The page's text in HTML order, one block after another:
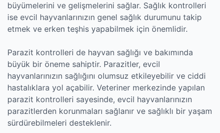
büyümelerini ve gelişmelerini sağlar. Sağlık kontrolleri
ise evcil hayvanlarınızın genel sağlık durumunu takip
etmek ve erken teşhis yapabilmek için önemlidir.
Parazit kontrolleri de hayvan sağlığı ve bakımında
büyük bir öneme sahiptir. Parazitler, evcil
hayvanlarınızın sağlığını olumsuz etkileyebilir ve ciddi
hastalıklara yol açabilir. Veteriner merkezinde yapılan
parazit kontrolleri sayesinde, evcil hayvanlarınızın
parazitlerden korunmaları sağlanır ve sağlıklı bir yaşam
sürdürebilmeleri desteklenir.